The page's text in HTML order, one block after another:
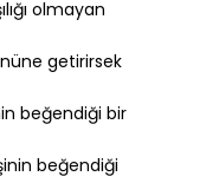
olmayan
getirirsek
beğendiği bir
beğendiği